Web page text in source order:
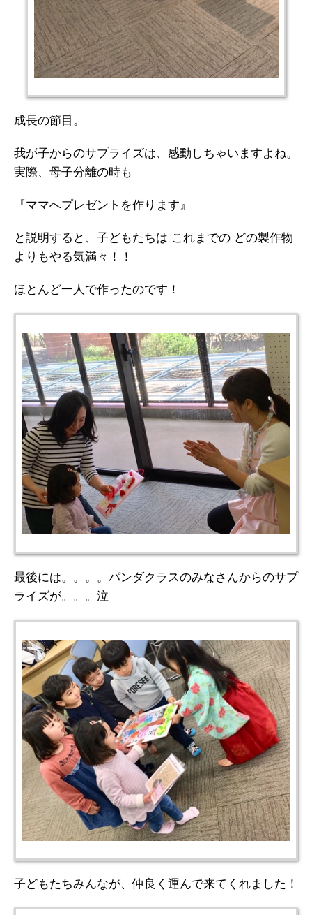
成長の節目。
我が子からのサプライズは、感動しちゃいますよね。
実際、母子分離の時も
『ママへプレゼントを作ります』
と説明すると、子どもたちは これまでの どの製作物
よりもやる気満々！！
ほとんど一人で作ったのです！
最後には。。。。パンダクラスのみなさんからのサプ
ライズが。。。泣
子どもたちみんなが、仲良く運んで来てくれました！